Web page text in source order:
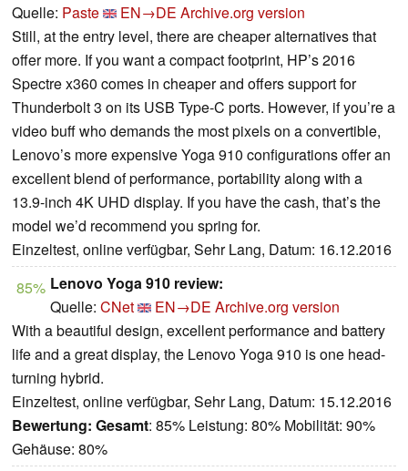
Quelle: Paste EN→DE Archive.org version
Still, at the entry level, there are cheaper alternatives that
offer more. If you want a compact footprint, HP’s 2016
Spectre x360 comes in cheaper and offers support for
Thunderbolt 3 on its USB Type-C ports. However, if you’re a
video buff who demands the most pixels on a convertible,
Lenovo’s more expensive Yoga 910 configurations offer an
excellent blend of performance, portability along with a
13.9-inch 4K UHD display. If you have the cash, that’s the
model we’d recommend you spring for.
Einzeltest, online verfügbar, Sehr Lang, Datum: 16.12.2016
85% Lenovo Yoga 910 review:
Quelle: CNet EN→DE Archive.org version
With a beautiful design, excellent performance and battery
life and a great display, the Lenovo Yoga 910 is one head-
turning hybrid.
Einzeltest, online verfügbar, Sehr Lang, Datum: 15.12.2016
Bewertung: Gesamt: 85% Leistung: 80% Mobilität: 90%
Gehäuse: 80%